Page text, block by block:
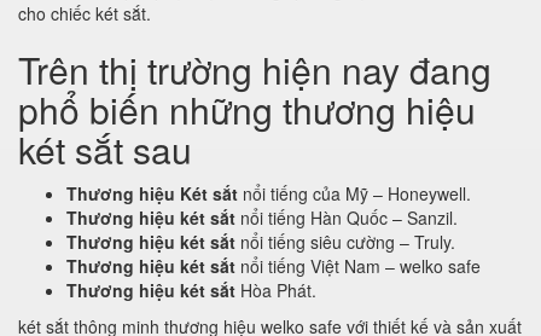
cho chiếc két sắt.
Trên thị trường hiện nay đang
phổ biến những thương hiệu
két sắt sau
Thương hiệu Két sắt nổi tiếng của Mỹ – Honeywell.
Thương hiệu két sắt nổi tiếng Hàn Quốc – Sanzil.
Thương hiệu két sắt nổi tiếng siêu cường – Truly.
Thương hiệu két sắt nổi tiếng Việt Nam – welko safe
Thương hiệu két sắt Hòa Phát.
két sắt thông minh thương hiệu welko safe với thiết kế và sản xuất